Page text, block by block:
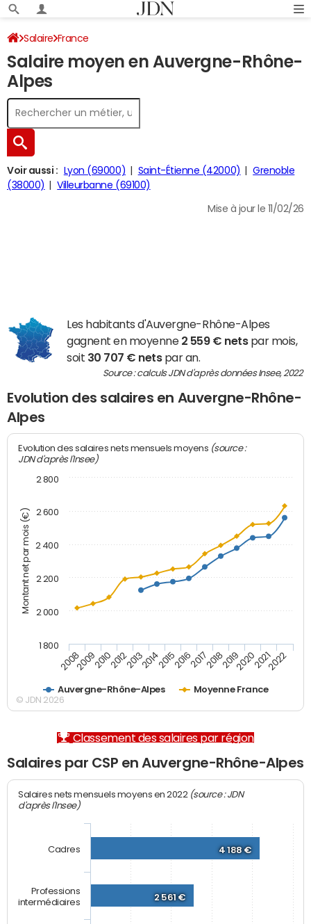
Salaire France
Salaire moyen en Auvergne-Rhône-
Alpes
Voir aussi : Lyon (69000) Saint-Étienne (42000)
Grenoble
(38000)
Villeurbanne (69100)
Mise à jour le 11/02/26
Les habitants d'Auvergne-Rhône-Alpes
gagnent en moyenne 2 559 € netspar mois,
soit 30 707 € netspar an.
Source : calculs JDN d'après données Insee, 2022
Evolution des salaires en Auvergne-Rhône-
Alpes
Montant net par mois (€)
Evolution des salaires nets mensuels moyens (source :
JDN d'après l'Insee)
Auvergne-Rhône-Alpes Moyenne France
20082009201020122013201420152016201720182019202020212022
1 800
2 000
2 200
2 400
2 600
2 800
© JDN 2026
Classement des salaires par région
Salaires par CSP en Auvergne-Rhône-Alpes
Salaires nets mensuels moyens en 2022 (source : JDN
d'après l'Insee)
4 188 €
2 561 €
Cadres
Professions
intermédiaires